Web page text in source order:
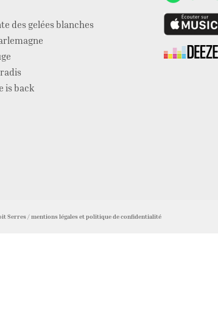
des gelées blanches
is back
Serres /mentions légales et politique de confidentialité